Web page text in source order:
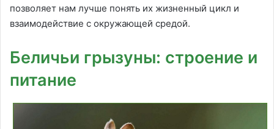
позволяет нам лучше понять их жизненный цикл и
взаимодействие с окружающей средой.
Беличьи грызуны: строение и
питание